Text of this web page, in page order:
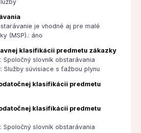
je vhodné aj pre malé
(MSP).: áno
klasifikácii predmetu zákazky
Spoločný slovník obstarávania
Služby súvisiace s ťažbou plynu
klasifikácii predmetu
klasifikácii predmetu
Spoločný slovník obstarávania